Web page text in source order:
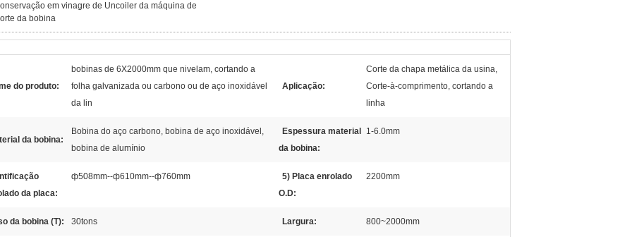
em vinagre de Uncoiler da máquina de
da bobina
do produto:
bobinas de 6X2000mm que nivelam, cortando a
folha galvanizada ou carbono ou de aço inoxidável
da lin
Aplicação:
Corte da chapa metálica da usina,
Corte-à-comprimento, cortando a
linha
da bobina:
Bobina do aço carbono, bobina de aço inoxidável,
bobina de alumínio
Espessura material
da bobina:
1-6.0mm
da placa:
ф508mm--ф610mm--ф760mm
5) Placa enrolado
O.D:
2200mm
da bobina (T): 30tons Largura: 800~2000mm